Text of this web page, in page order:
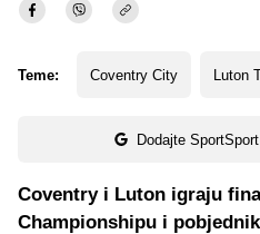
Teme: Coventry City Luton
Dodajte
Coventry i Luton igraju
Championshipu i